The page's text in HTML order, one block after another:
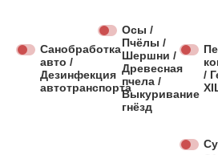
Санобработка
авто /
Дезинфекция
автотранспорта
Осы /
Пчёлы /
Шершни /
Древесная
пчела /
Выкуривание
гнёзд
/